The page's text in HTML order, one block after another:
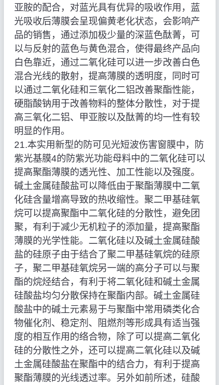
亚胺的配合，对蓝光具有优异的吸收作用，蓝
光吸收后薄膜会呈现偏黄老化状态，会影响产
品的销售，通过添加极少量的深蓝色酞菁，可
以与反射的蓝色与黄色混合，使得最终产品向
白色靠近，通过二氧化硅可以进一步改善白色
混合光线的散射，提高薄膜的透明度，同时可
以通过二氧化硅和三氧化二铝改善聚酯性能，
硬脂酸钠用于改善物料的整体分散性，对于提
高三氧化二铝、甲亚胺以及酞菁的均一性有较
明显的作用。
21.本实用新型的防可见光短波伤害窗膜中，防
紫光基膜4的防紫光功能母料中的二氧化硅可以
提高聚酯薄膜的透光性、加工性能以及强度。
碱土金属硅酸盐可以降低由于聚酯薄膜中二氧
化硅含量增高导致的热收缩性。聚二甲基硅氧
烷可以提高聚酯中二氧化硅的分散性，避免团
聚，有利于减少无机粒子的添加量，提高聚酯
薄膜的光学性能。二氧化硅以及碱土金属硅酸
盐的硅原子由于结合了聚二甲基硅氧烷的硅原
子，聚二甲基硅氧烷另一端的高分子可以与聚
酯的烷烃结合，有利于将二氧化硅和碱土金属
硅酸盐均匀分散保持在聚酯内部。碱土金属硅
酸盐中的碱土元素易于与聚酯中常用磷类化合
物催化剂、稳定剂、阻燃剂等形成具有适当强
度的相互作用的络合物，除了可以提高二氧化
硅的分散性之外，还可以提高二氧化硅以及碱
土金属硅酸盐在聚酯中的结合力，有利于提高
聚酯薄膜的光线透过率。另外如前所述，硅酸